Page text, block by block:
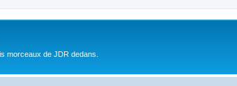
morceaux de JDR dedans.